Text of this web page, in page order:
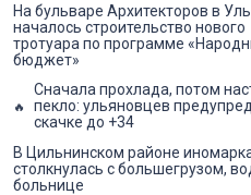
На бульваре Архитекторов в
началось строительство нового
тротуара по программе
бюджет»
Сначала прохлада, потом
пекло: ульяновцев
скачке до +34
В Цильнинском районе
столкнулась с большегрузом,
больнице